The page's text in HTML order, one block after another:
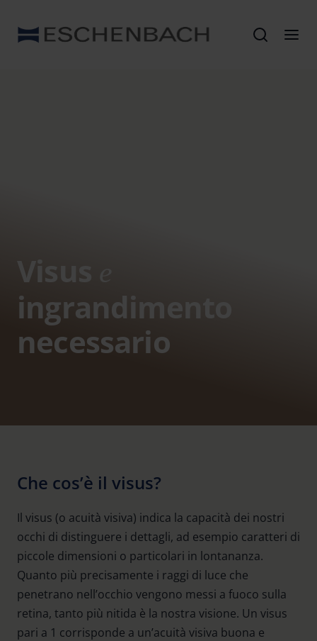
Visus
ingrandimento
necessario
Che cos’è il visus?
Il visus (o acuità visiva) indica la capacità dei nostri
occhi di distinguere i dettagli, ad esempio caratteri di
piccole dimensioni o particolari in lontananza.
Quanto più precisamente i raggi di luce che
penetrano nell’occhio vengono messi a fuoco sulla
retina, tanto più nitida è la nostra visione. Un visus
pari a 1 corrisponde a un’acuità visiva buona e